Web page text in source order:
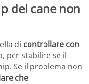
del cane non
di controllare con
per stabilire se il
Se il problema non
che